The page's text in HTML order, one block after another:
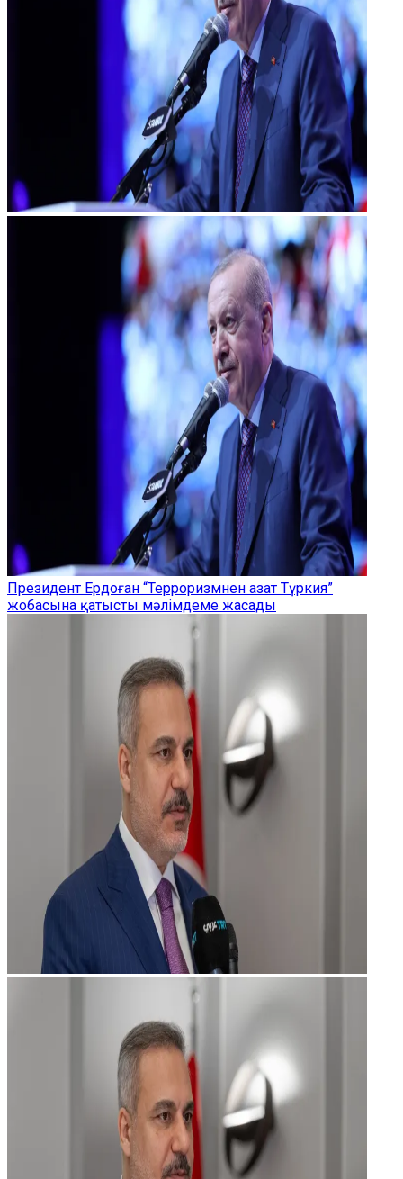
Президент Ердоған “Терроризмнен азат Түркия”
жобасына қатысты мәлімдеме жасады